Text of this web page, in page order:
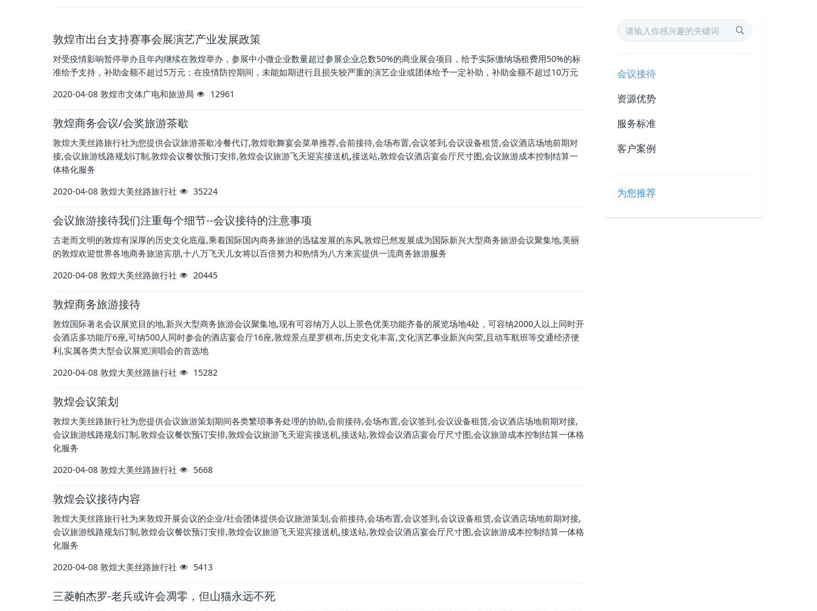
敦煌市出台支持赛事会展演艺产业发展政策
对受疫情影响暂停举办且年内继续在敦煌举办，参展中小微企业数量超过参展企业总数50%的商业展会项目，给予实际缴纳场租费用50%的标
准给予支持，补助金额不超过5万元；在疫情防控期间，未能如期进行且损失较严重的演艺企业或团体给予一定补助，补助金额不超过10万元
2020-04-08 敦煌市文体广电和旅游局 12961
敦煌商务会议/会奖旅游茶歇
敦煌大美丝路旅行社为您提供会议旅游茶歇冷餐代订,敦煌歌舞宴会菜单推荐,会前接待,会场布置,会议签到,会议设备租赁,会议酒店场地前期对
接,会议旅游线路规划订制,敦煌会议餐饮预订安排,敦煌会议旅游飞天迎宾接送机,接送站,敦煌会议酒店宴会厅尺寸图,会议旅游成本控制结算一
体格化服务
2020-04-08 敦煌大美丝路旅行社 35224
会议旅游接待我们注重每个细节--会议接待的注意事项
古老而文明的敦煌有深厚的历史文化底蕴,乘着国际国内商务旅游的迅猛发展的东风,敦煌已然发展成为国际新兴大型商务旅游会议聚集地,美丽
的敦煌欢迎世界各地商务旅游宾朋,十八万飞天儿女将以百倍努力和热情为八方来宾提供一流商务旅游服务
2020-04-08 敦煌大美丝路旅行社 20445
敦煌商务旅游接待
敦煌国际著名会议展览目的地,新兴大型商务旅游会议聚集地,现有可容纳万人以上景色优美功能齐备的展览场地4处，可容纳2000人以上同时开
会酒店多功能厅6座,可纳500人同时参会的酒店宴会厅16座,敦煌景点星罗棋布,历史文化丰富,文化演艺事业新兴向荣,且动车航班等交通经济便
利,实属各类大型会议展览演唱会的首选地
2020-04-08 敦煌大美丝路旅行社 15282
敦煌会议策划
敦煌大美丝路旅行社为您提供会议旅游策划期间各类繁琐事务处理的协助,会前接待,会场布置,会议签到,会议设备租赁,会议酒店场地前期对接,
会议旅游线路规划订制,敦煌会议餐饮预订安排,敦煌会议旅游飞天迎宾接送机,接送站,敦煌会议酒店宴会厅尺寸图,会议旅游成本控制结算一体格
化服务
2020-04-08 敦煌大美丝路旅行社 5668
敦煌会议接待内容
敦煌大美丝路旅行社为来敦煌开展会议的企业/社会团体提供会议旅游策划,会前接待,会场布置,会议签到,会议设备租赁,会议酒店场地前期对接,
会议旅游线路规划订制,敦煌会议餐饮预订安排,敦煌会议旅游飞天迎宾接送机,接送站,敦煌会议酒店宴会厅尺寸图,会议旅游成本控制结算一体格
化服务
2020-04-08 敦煌大美丝路旅行社 5413
三菱帕杰罗-老兵或许会凋零，但山猫永远不死
会议接待
资源优势
服务标准
客户案例
为您推荐